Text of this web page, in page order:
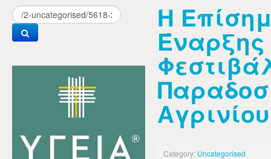
Η
Έναρξης
Αγρινίου
Category: Uncategorised